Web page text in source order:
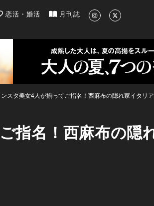
グルメ、洗練されたライフスタイル情報
恋活・婚活 月刊誌
ンスタ美女4人が揃ってご指名！西麻布の隠れ家イタリ
指名！西麻布の隠